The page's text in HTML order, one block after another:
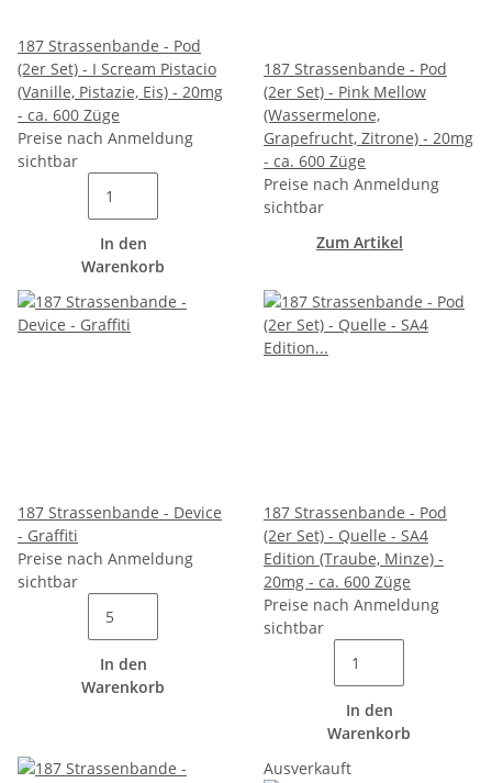
187 Strassenbande - Pod
(2er Set) - I Scream Pistacio
(Vanille, Pistazie, Eis) - 20mg
- ca. 600 Züge
Preise nach Anmeldung
sichtbar
In den
Warenkorb
187 Strassenbande - Pod
(2er Set) - Pink Mellow
(Wassermelone,
Grapefrucht, Zitrone) - 20mg
- ca. 600 Züge
Preise nach Anmeldung
sichtbar
Zum Artikel
187 Strassenbande - Device
- Graffiti
Preise nach Anmeldung
sichtbar
In den
Warenkorb
187 Strassenbande - Pod
(2er Set) - Quelle - SA4
Edition (Traube, Minze) -
20mg - ca. 600 Züge
Preise nach Anmeldung
sichtbar
In den
Warenkorb
Ausverkauft